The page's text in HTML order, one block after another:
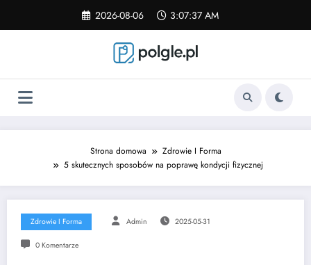
content
2026-08-06 3:07:37 AM
Strona domowa
Zdrowie I Forma
5 skutecznych sposobów na poprawę kondycji fizycznej
Zdrowie I Forma Admin 2025-05-31
0 Komentarze